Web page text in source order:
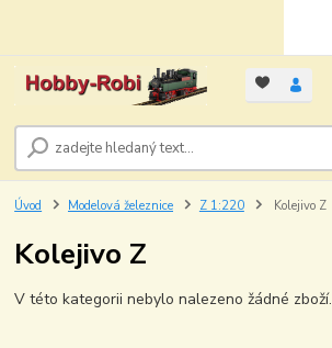
Úvod Modelová železnice Z 1:220 Kolejivo Z
Kolejivo Z
V této kategorii nebylo nalezeno žádné zboží.